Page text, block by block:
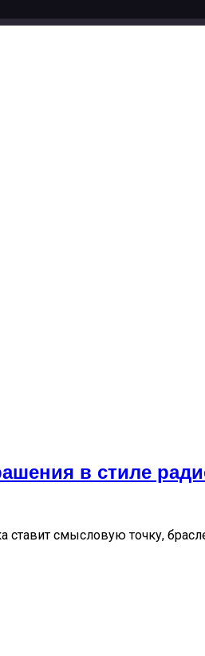
в стиле
смысловую точку,